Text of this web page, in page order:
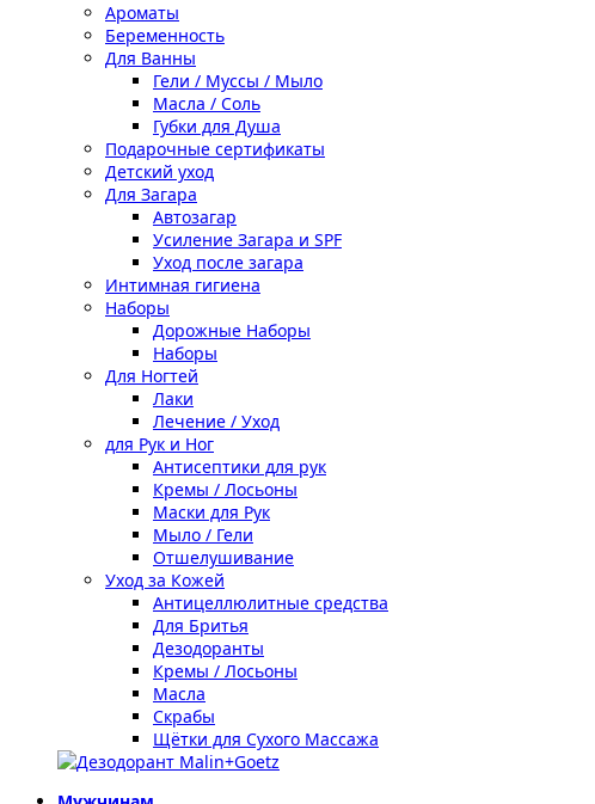
Ароматы
Беременность
Для Ванны
Гели / Муссы / Мыло
Масла / Соль
Губки для Душа
Подарочные сертификаты
Детский уход
Для Загара
Автозагар
Усиление Загара и SPF
Уход после загара
Интимная гигиена
Наборы
Дорожные Наборы
Наборы
Для Ногтей
Лаки
Лечение / Уход
для Рук и Ног
Антисептики для рук
Кремы / Лосьоны
Маски для Рук
Мыло / Гели
Отшелушивание
Уход за Кожей
Антицеллюлитные средства
Для Бритья
Дезодоранты
Кремы / Лосьоны
Масла
Скрабы
Щётки для Сухого Массажа